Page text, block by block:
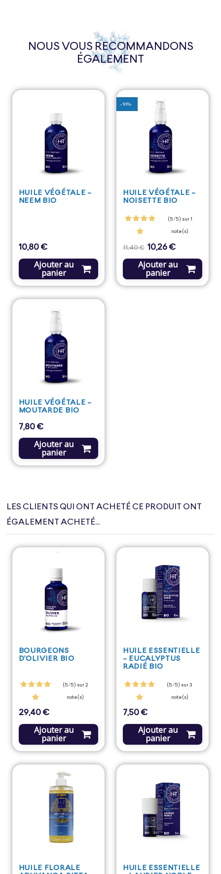
NOUS VOUS RECOMMANDONS
ÉGALEMENT
HUILE VÉGÉTALE -
NEEM BIO
Prix
10,80 €
Ajouter au
panier
HUILE VÉGÉTALE -
NOISETTE BIO
(5/5) sur 1
note(s)
Prix
base
11,40 € Prix
10,26 €
Ajouter au
panier
-10%
HUILE VÉGÉTALE -
MOUTARDE BIO
Prix
7,80 €
Ajouter au
panier
LES CLIENTS QUI ONT ACHETÉ CE PRODUIT ONT
ÉGALEMENT ACHETÉ...
BOURGEONS
D'OLIVIER BIO
(5/5) sur 2
note(s)
Prix
29,40 €
Ajouter au
panier
HUILE ESSENTIELLE
- EUCALYPTUS
RADIÉ BIO
(5/5) sur 3
note(s)
Prix
7,50 €
Ajouter au
panier
HUILE FLORALE
HUILE ESSENTIELLE